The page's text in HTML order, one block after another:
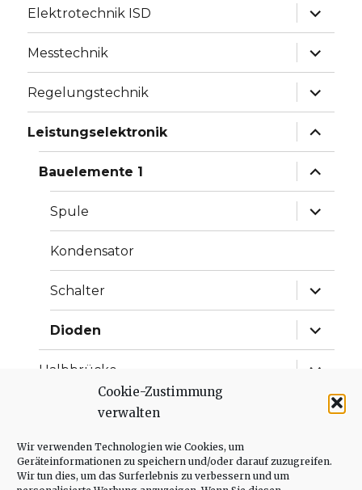
Cookie-Zustimmung
verwalten
Wir verwenden Technologien wie Cookies, um
Geräteinformationen zu speichern und/oder darauf zuzugreifen.
Wir tun dies, um das Surferlebnis zu verbessern und um
Elektrotechnik ISD
Messtechnik
Regelungstechnik
Leistungselektronik
Bauelemente 1
Spule
Kondensator
Schalter
Dioden
Halbbrücke
Grundschaltungen
Wechselrichter